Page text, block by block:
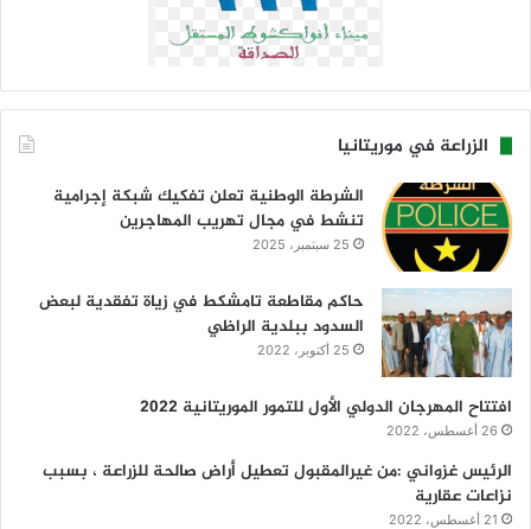
الزراعة في موريتانيا
الشرطة الوطنية تعلن تفكيك شبكة إجرامية
تنشط في مجال تهريب المهاجرين
25 سبتمبر، 2025
حاكم مقاطعة تامشكط في زياة تفقدية لبعض
السدود ببلدية الراظي
25 أكتوبر، 2022
افتتاح المهرجان الدولي الأول للتمور الموريتانية 2022
26 أغسطس، 2022
الرئيس غزواني :من غيرالمقبول تعطيل أراض صالحة للزراعة ، بسبب
نزاعات عقارية
21 أغسطس، 2022